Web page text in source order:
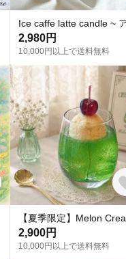
2,980円
10,000円以上で送料無料
2,900円
10,000円以上で送料無料